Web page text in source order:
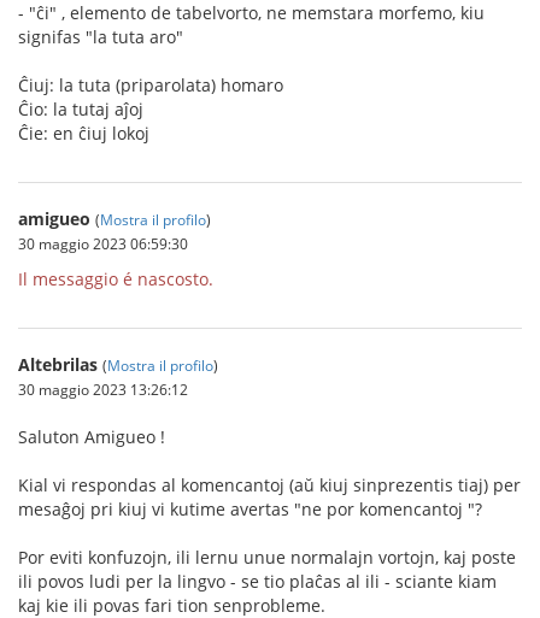
- "ĉi" , elemento de tabelvorto, ne memstara morfemo, kiu
signifas "la tuta aro"
Ĉiuj: la tuta (priparolata) homaro
Ĉio: la tutaj aĵoj
Ĉie: en ĉiuj lokoj
amigueo (Mostra il profilo)
30 maggio 2023 06:59:30
Il messaggio é nascosto.
Altebrilas (Mostra il profilo)
30 maggio 2023 13:26:12
Saluton Amigueo !
Kial vi respondas al komencantoj (aŭ kiuj sinprezentis tiaj) per
mesaĝoj pri kiuj vi kutime avertas "ne por komencantoj "?
Por eviti konfuzojn, ili lernu unue normalajn vortojn, kaj poste
ili povos ludi per la lingvo - se tio plaĉas al ili - sciante kiam
kaj kie ili povas fari tion senprobleme.